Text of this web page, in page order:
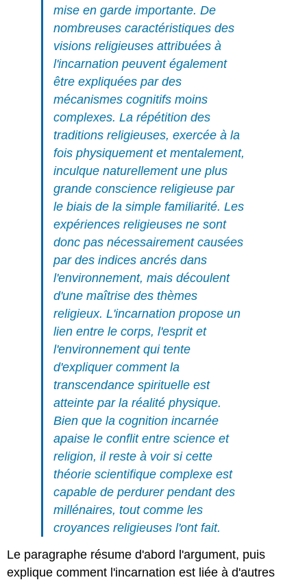
mise en garde importante. De
nombreuses caractéristiques des
visions religieuses attribuées à
l'incarnation peuvent également
être expliquées par des
mécanismes cognitifs moins
complexes. La répétition des
traditions religieuses, exercée à la
fois physiquement et mentalement,
inculque naturellement une plus
grande conscience religieuse par
le biais de la simple familiarité. Les
expériences religieuses ne sont
donc pas nécessairement causées
par des indices ancrés dans
l'environnement, mais découlent
d'une maîtrise des thèmes
religieux. L'incarnation propose un
lien entre le corps, l'esprit et
l'environnement qui tente
d'expliquer comment la
transcendance spirituelle est
atteinte par la réalité physique.
Bien que la cognition incarnée
apaise le conflit entre science et
religion, il reste à voir si cette
théorie scientifique complexe est
capable de perdurer pendant des
millénaires, tout comme les
croyances religieuses l'ont fait.
Le paragraphe résume d'abord l'argument, puis
explique comment l'incarnation est liée à d'autres